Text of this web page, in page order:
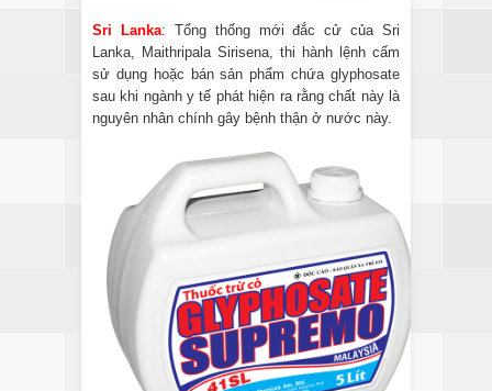
Sri Lanka: Tổng thống mới đắc cử của Sri
Lanka, Maithripala Sirisena, thi hành lệnh cấm
sử dụng hoặc bán sản phẩm chứa glyphosate
sau khi ngành y tế phát hiện ra rằng chất này là
nguyên nhân chính gây bệnh thận ở nước này.